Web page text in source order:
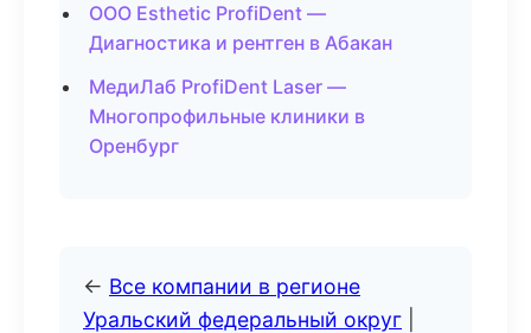
ООО Esthetic ProfiDent —
Диагностика и рентген в Абакан
МедиЛаб ProfiDent Laser —
Многопрофильные клиники в
Оренбург
← Все компании в регионе
Уральский федеральный округ